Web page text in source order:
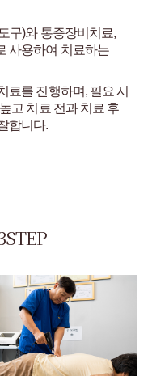
구)와 통증장비치료,
사용하여 치료하는
료를 진행하며, 필요 시
고 치료 전과 치료 후
합니다.